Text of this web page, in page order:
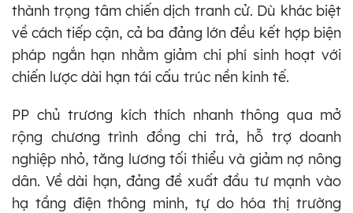
thành trọng tâm chiến dịch tranh cử. Dù khác biệt
về cách tiếp cận, cả ba đảng lớn đều kết hợp biện
pháp ngắn hạn nhằm giảm chi phí sinh hoạt với
chiến lược dài hạn tái cấu trúc nền kinh tế.
PP chủ trương kích thích nhanh thông qua mở
rộng chương trình đồng chi trả, hỗ trợ doanh
nghiệp nhỏ, tăng lương tối thiểu và giảm nợ nông
dân. Về dài hạn, đảng đề xuất đầu tư mạnh vào
hạ tầng điện thông minh, tự do hóa thị trường